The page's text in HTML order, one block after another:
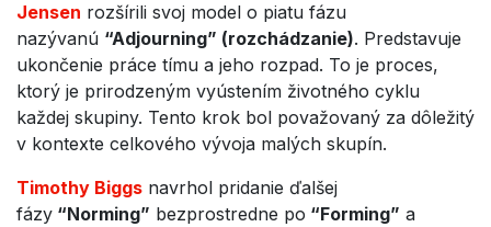
Jensen rozšírili svoj model o piatu fázu
nazývanú “Adjourning” (rozchádzanie). Predstavuje
ukončenie práce tímu a jeho rozpad. To je proces,
ktorý je prirodzeným vyústením životného cyklu
každej skupiny. Tento krok bol považovaný za dôležitý
v kontexte celkového vývoja malých skupín.
Timothy Biggs navrhol pridanie ďalšej
fázy “Norming” bezprostredne po “Forming” a